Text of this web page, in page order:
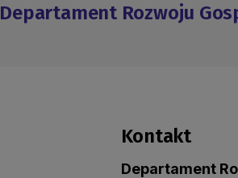
Departament Rozwoju
Kontakt
Departament